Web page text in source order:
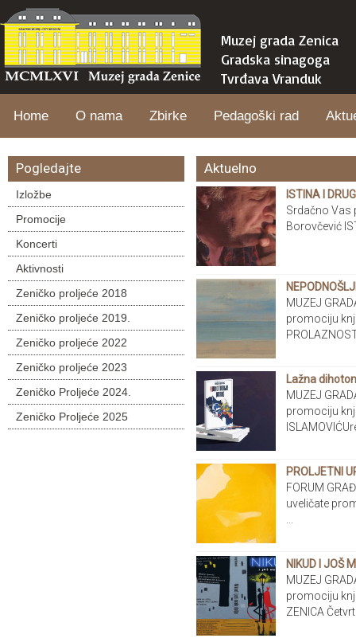
Muzej grada Zenica
Gradska sinagoga
Tvrđava Vranduk
Home O nama Zbirke Pedagoški rad
Pogledajte
Izložbe
Promocije
Koncerti
Aktivnosti
Zeničko proljeće 2018
Zeničko proljeće 2019.
Zeničko proljeće 2022
Zeničko proljeće 2023
Zeničko Proljeće 2024.
Zeničko Proljeće 2025
Aktuelno
ISTINA I
Srdačno Vas
Borovčević
MUZEJ
promociju
Lažna
MUZEJ
promociju
PROLJETNI
FORUM
uveličate
NIKUD I JOŠ
MUZEJ
promociju
ZENICA